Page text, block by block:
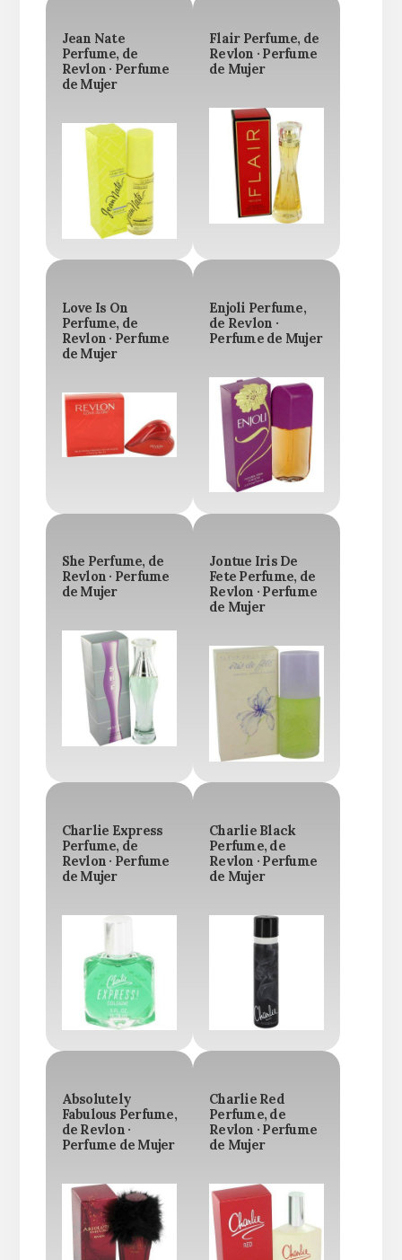
Jean Nate
Perfume, de
Revlon · Perfume
de Mujer
Flair Perfume, de
Revlon · Perfume
de Mujer
Love Is On
Perfume, de
Revlon · Perfume
de Mujer
Enjoli Perfume,
de Revlon ·
Perfume de Mujer
She Perfume, de
Revlon · Perfume
de Mujer
Jontue Iris De
Fete Perfume, de
Revlon · Perfume
de Mujer
Charlie Express
Perfume, de
Revlon · Perfume
de Mujer
Charlie Black
Perfume, de
Revlon · Perfume
de Mujer
Absolutely
Fabulous Perfume,
de Revlon ·
Perfume de Mujer
Charlie Red
Perfume, de
Revlon · Perfume
de Mujer